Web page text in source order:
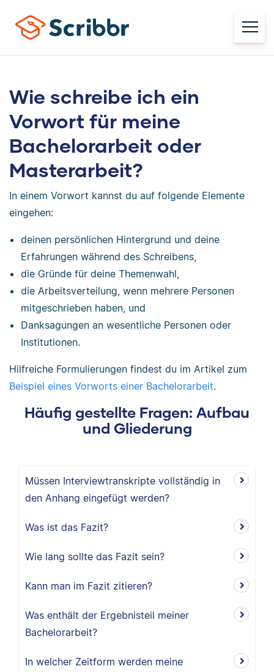
Wie schreibe ich ein
Vorwort für meine
Bachelorarbeit oder
Masterarbeit?
In einem Vorwort kannst du auf folgende Elemente
eingehen:
deinen persönlichen Hintergrund und deine
Erfahrungen während des Schreibens,
die Gründe für deine Themenwahl,
die Arbeitsverteilung, wenn mehrere Personen
mitgeschrieben haben, und
Danksagungen an wesentliche Personen oder
Institutionen.
Hilfreiche Formulierungen findest du im Artikel zum
Beispiel eines Vorworts einer Bachelorarbeit.
Häufig gestellte Fragen: Aufbau
und Gliederung
Müssen Interviewtranskripte vollständig in
den Anhang eingefügt werden?
Was ist das Fazit?
Wie lang sollte das Fazit sein?
Kann man im Fazit zitieren?
Was enthält der Ergebnisteil meiner
Bachelorarbeit?
In welcher Zeitform werden meine